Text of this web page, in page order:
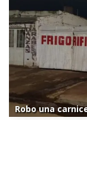
Robo una